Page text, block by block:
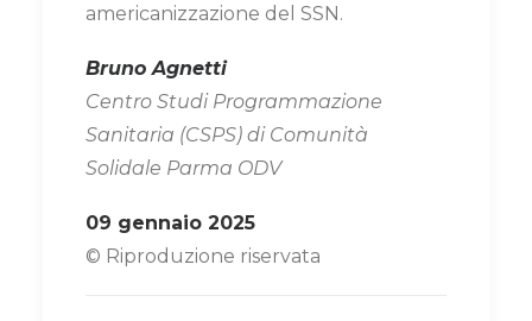
americanizzazione del SSN.
Bruno Agnetti
Centro Studi Programmazione
Sanitaria (CSPS) di Comunità
Solidale Parma ODV
09 gennaio 2025
© Riproduzione riservata